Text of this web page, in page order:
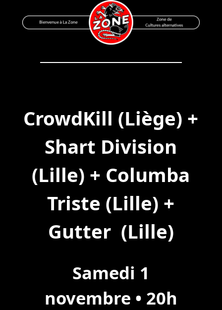
to
Bienvenue à La Zone
Zone de Cultures Alternatives
CrowdKill (Liège) +
Shart Division
(Lille) + Columba
Triste (Lille) +
Gutter (Lille)
Samedi 1
novembre • 20h